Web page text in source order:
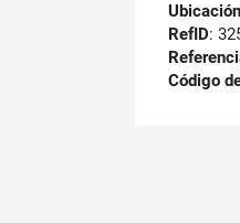
Ubicación
RefID:
Código